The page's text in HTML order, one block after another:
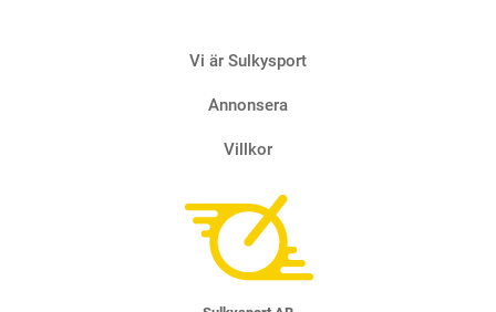
Vi är Sulkysport
Annonsera
Villkor